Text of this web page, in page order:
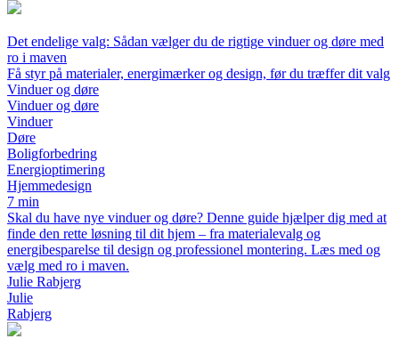
Det endelige valg: Sådan vælger du de rigtige vinduer og døre med
ro i maven
Få styr på materialer, energimærker og design, før du træffer dit valg
Vinduer og døre
Vinduer og døre
Vinduer
Døre
Boligforbedring
Energioptimering
Hjemmedesign
7 min
Skal du have nye vinduer og døre? Denne guide hjælper dig med at
finde den rette løsning til dit hjem – fra materialevalg og
energibesparelse til design og professionel montering. Læs med og
vælg med ro i maven.
Julie Rabjerg
Julie
Rabjerg